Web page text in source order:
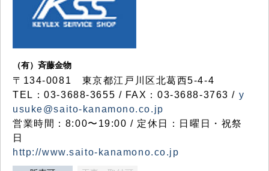
（有）斉藤金物
〒134-0081 東京都江戸川区北葛西5-4-4
TEL：03-3688-3655 / FAX：03-3688-3763 / y
usuke@saito-kanamono.co.jp
営業時間：8:00〜19:00 / 定休日：日曜日・祝祭
日
http://www.saito-kanamono.co.jp